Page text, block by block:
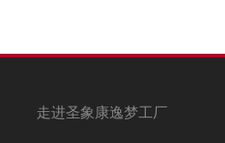
走进圣象康逸梦工厂